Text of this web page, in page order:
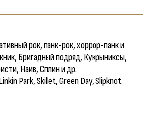
рок, панк-рок, хоррор-панк и
Бригадный подряд, Кукрыниксы,
Наив, Сплин и др.
Park, Skillet, Green Day, Slipknot.